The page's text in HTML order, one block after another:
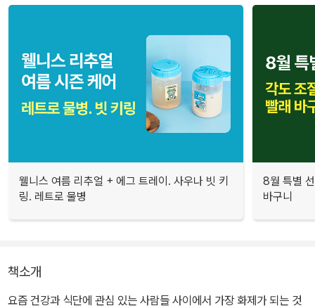
웰니스 여름 리추얼 + 에그 트레이. 사우나 빗 키
링. 레트로 물병
8월 특별
바구니
책소개
요즘 건강과 식단에 관심 있는 사람들 사이에서 가장 화제가 되는 것